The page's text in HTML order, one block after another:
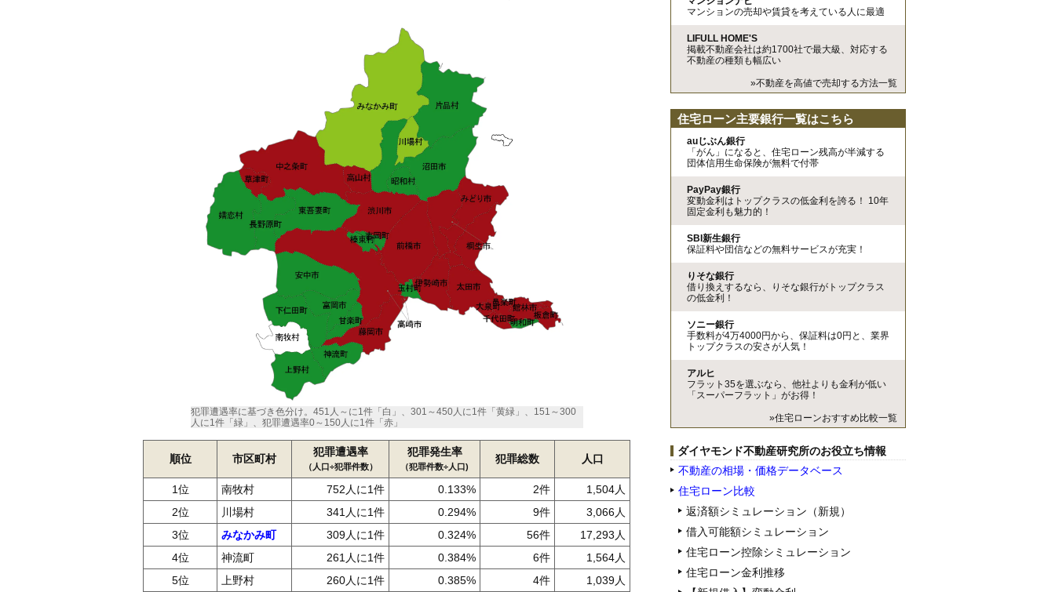
犯罪遭遇率に基づき色分け。451人～に1件「白」、301～450人に1件「黄緑」、151～300
人に1件「緑」、犯罪遭遇率0～150人に1件「赤」
順位 市区町村
犯罪遭遇率
（人口÷犯罪件数）
犯罪発生率
（犯罪件数÷人口)
犯罪総数 人口
1位 南牧村 752人に1件 0.133% 2件
1,504人
2位
川場村 341人に1件 0.294% 9件
3,066人
3位
みなかみ町 309人に1件 0.324% 56件
17,293人
4位
神流町 261人に1件 0.384% 6件
1,564人
5位
上野村 260人に1件 0.385% 4件 1,039人
マンションの売却や賃貸を考えている人に最適
LIFULL HOME'S
掲載不動産会社は約1700社で最大級、対応する
不動産の種類も幅広い
»不動産を高値で売却する方法一覧
住宅ローン主要銀行一覧はこちら
auじぶん銀行
「がん」になると、住宅ローン残高が半減する
団体信用生命保険が無料で付帯
PayPay銀行
変動金利はトップクラスの低金利を誇る！ 10年
固定金利も魅力的！
SBI新生銀行
保証料や団信などの無料サービスが充実！
りそな銀行
借り換えするなら、りそな銀行がトップクラス
の低金利！
ソニー銀行
手数料が4万4000円から、保証料は0円と、業界
トップクラスの安さが人気！
アルヒ
フラット35を選ぶなら、他社よりも金利が低い
「スーパーフラット」がお得！
»住宅ローンおすすめ比較一覧
ダイヤモンド不動産研究所のお役立ち情報
不動産の相場・価格データベース
住宅ローン比較
返済額シミュレーション（新規）
借入可能額シミュレーション
住宅ローン控除シミュレーション
住宅ローン金利推移